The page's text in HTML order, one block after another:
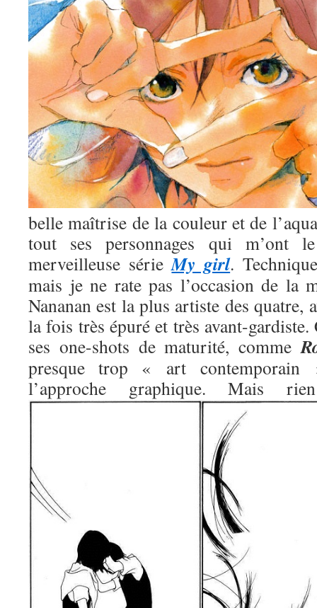
belle maîtrise de la couleur et de
tout ses personnages qui m’ont
merveilleuse sérieMy girl.
mais je ne rate pas l’occasion de la
Nananan est la plus artiste des quatre,
la fois très épuré et très avant-
ses one-shots de maturité, comme
presque trop « art contemporain
l’approche graphique. Mais